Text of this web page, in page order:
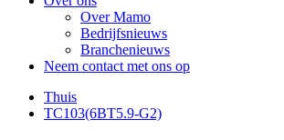
Over Mamo
Bedrijfsnieuws
Branchenieuws
Neem contact met ons op
Thuis
TC103(6BT5.9-G2)